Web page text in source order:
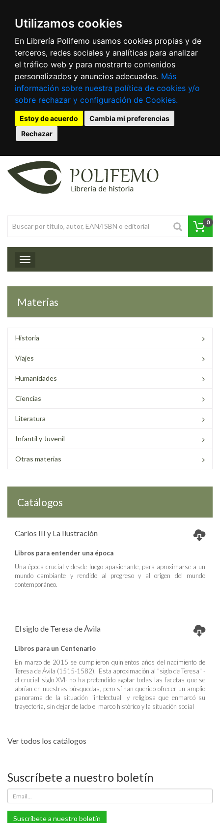
Utilizamos cookies
En Librería Polifemo usamos cookies propias y de
terceros, redes sociales y analíticas para analizar
el tráfico web y para mostrarte contenidos
personalizados y anuncios adecuados. Más
información sobre nuestra política de cookies y/o
sobre rechazar y configuración de Cookies.
Estoy de acuerdo
Cambia mi preferencias
Rechazar
0
Toggle navigation
Materias
Historia
Viajes
Humanidades
Ciencias
Literatura
Infantil y Juvenil
Otras materias
Catálogos
Carlos III y La Ilustración
Libros para entender una época
Una época crucial y desde luego apasionante, para aproximarse a un
mundo cambiante y rendido al progreso y al origen del mundo
contemporáneo.
El siglo de Teresa de Ávila
Libros para un Centenario
En marzo de 2015 se cumplieron quinientos años del nacimiento de
Teresa de Ávila (1515-1582). Esta aproximación al "siglo de Teresa" -
el crucial siglo XVI- no ha pretendido agotar todas las facetas que se
abrían en nuestras búsquedas, pero sí han querido ofrecer un amplio
panorama de la situación "intelectual" y religiosa que enmarcó su
trayectoria, sin dejar de lado el marco histórico y la situación social
Ver todos los catálogos
Suscríbete a nuestro boletín
Suscríbete a nuestro boletín